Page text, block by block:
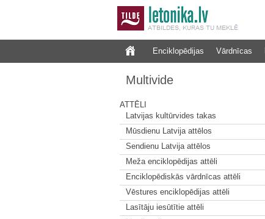
Enciklopēdijas Vārdnīcas
Multivide
ATTĒLI
Latvijas kultūrvides takas
Mūsdienu Latvija attēlos
Sendienu Latvija attēlos
Meža enciklopēdijas attēli
Enciklopēdiskās vārdnīcas attēli
Vēstures enciklopēdijas attēli
Lasītāju iesūtītie attēli